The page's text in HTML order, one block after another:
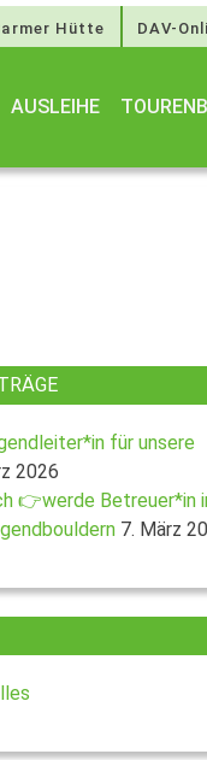
Hütte DAV-
AUSLEIHE
für unsere
2026
👉werde Betreuer*in
7. März